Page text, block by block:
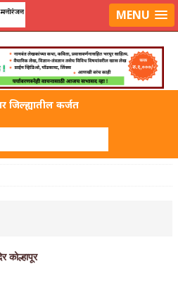
|लेखक नोंदणी करा MENU
जिल्ह्यातील कर्जत
लातूर जिल्ह्यातील महत्त्वाचे शहर
कोल्हापूर